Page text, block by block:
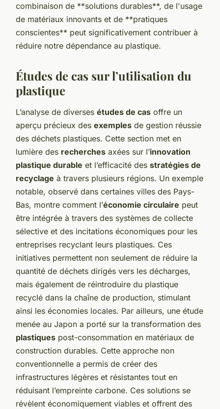
combinaison de **solutions durables**, de l'usage
de matériaux innovants et de **pratiques
conscientes** peut significativement contribuer à
réduire notre dépendance au plastique.
Études de cas sur l’utilisation du
plastique
L’analyse de diverses études de cas offre un
aperçu précieux des exemples de gestion réussie
des déchets plastiques. Cette section met en
lumière des recherches axées sur l’innovation
plastique durable et l’efficacité des stratégies de
recyclage à travers plusieurs régions. Un exemple
notable, observé dans certaines villes des Pays-
Bas, montre comment l’économie circulaire peut
être intégrée à travers des systèmes de collecte
sélective et des incitations économiques pour les
entreprises recyclant leurs plastiques. Ces
initiatives permettent non seulement de réduire la
quantité de déchets dirigés vers les décharges,
mais également de réintroduire du plastique
recyclé dans la chaîne de production, stimulant
ainsi les économies locales. Par ailleurs, une étude
menée au Japon a porté sur la transformation des
plastiques post-consommation en matériaux de
construction durables. Cette approche non
conventionnelle a permis de créer des
infrastructures légères et résistantes tout en
réduisant l’empreinte carbone. Ces solutions se
révèlent économiquement viables et offrent des